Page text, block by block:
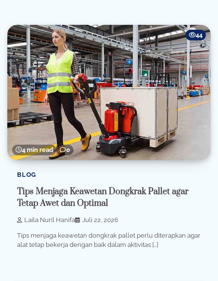
4 min read 0
44
BLOG
Tips Menjaga Keawetan Dongkrak Pallet agar
Tetap Awet dan Optimal
Laila Nuril Hanifa Juli 22, 2026
Tips menjaga keawetan dongkrak pallet perlu diterapkan agar
alat tetap bekerja dengan baik dalam aktivitas […]